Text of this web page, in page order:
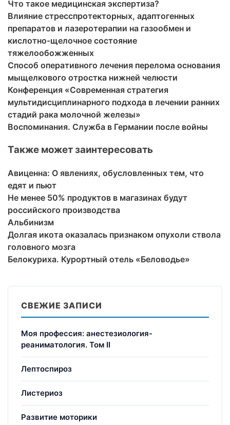
Что такое медицинская экспертиза?
Влияние стресспротекторных, адаптогенных
препаратов и лазеротерапии на газообмен и
кислотно-щелочное состояние
тяжелообожженных
Способ оперативного лечения перелома основания
мыщелкового отростка нижней челюсти
Конференция «Современная стратегия
мультидисциплинарного подхода в лечении ранних
стадий рака молочной железы»
Воспоминания. Служба в Германии после войны
Также может заинтересовать
Авиценна: О явлениях, обусловленных тем, что
едят и пьют
Не менее 50% продуктов в магазинах будут
российского производства
Альбинизм
Долгая икота оказалась признаком опухоли ствола
головного мозга
Белокуриха. Курортный отель «Беловодье»
СВЕЖИЕ ЗАПИСИ
Моя профессия: анестезиология-
реаниматология. Том II
Лептоспироз
Листериоз
Развитие моторики